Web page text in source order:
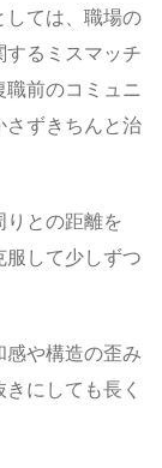
ては、職場の
るミスマッチ
前のコミュニ
ずきちんと治
との距離を
して少しずつ
や構造の歪み
にしても長く